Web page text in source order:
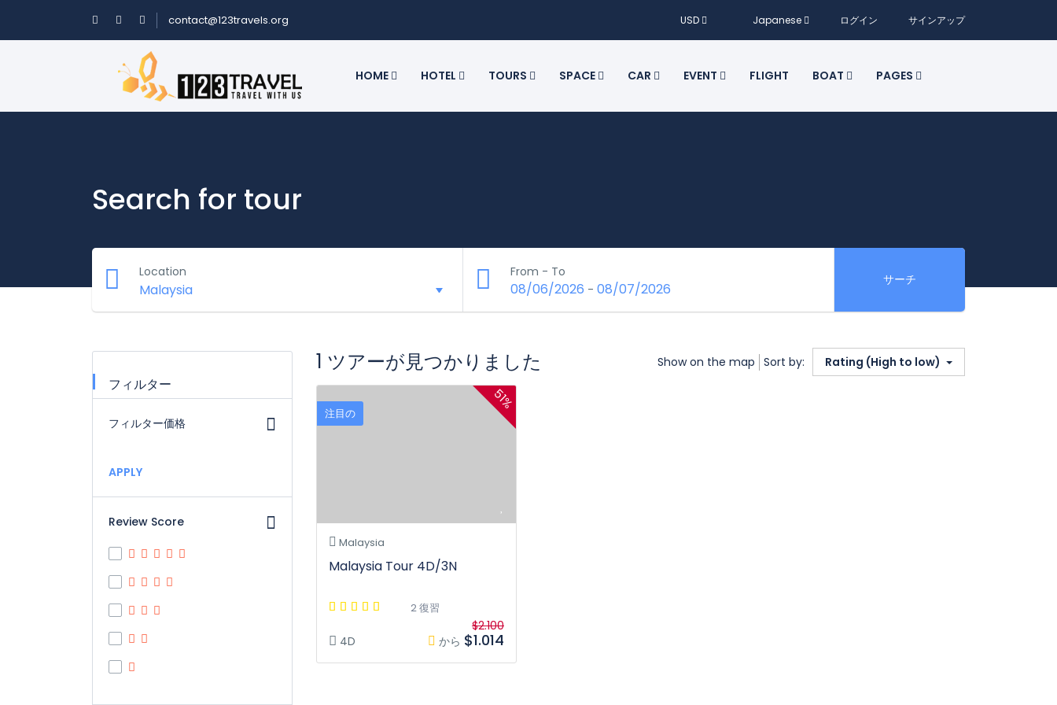
contact@123travels.org USD Japanese ログイン サインアップ
HOME HOTEL TOURS SPACE CAR EVENT FLIGHT BOAT PAGES
Search for tour
Location From - To
08/06/2026 - 08/07/2026
サーチ
フィルター
フィルター価格
APPLY
Review Score
1 ツアーが見つかりました Show on the map Sort by: Rating (High to low)
注目の
51%
Malaysia
Malaysia Tour 4D/3N
2 復習
4D から
$2.100
$1.014